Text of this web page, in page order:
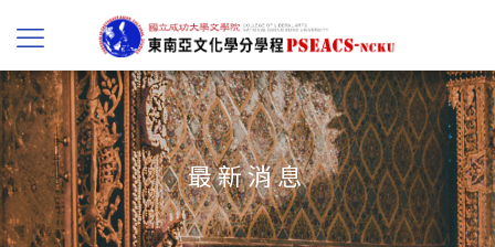
最新消息